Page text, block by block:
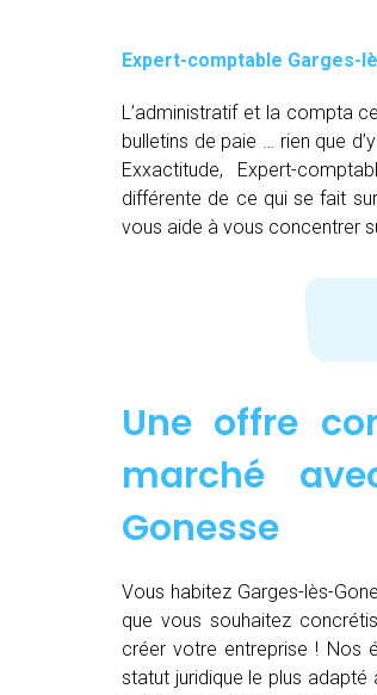
Expert-comptable Garges-
L’administratif et la compta
bulletins de paie … rien que
Exxactitude, Expert-
différente de ce qui se fait
vous aide à vous concentrer
Une offre
marché
Gonesse
Vous habitez Garges-lès-
que vous souhaitez
créer votre entreprise ! Nos
statut juridique le plus adapté